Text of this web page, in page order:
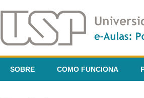
SOBRE COMO FUNCIONA